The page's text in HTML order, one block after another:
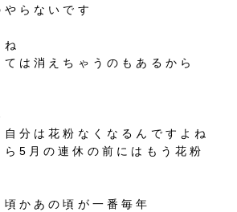
らないです
は消えちゃうのもあるから
分は花粉なくなるんですよね
5月の連休の前にはもう花粉
かあの頃が一番毎年